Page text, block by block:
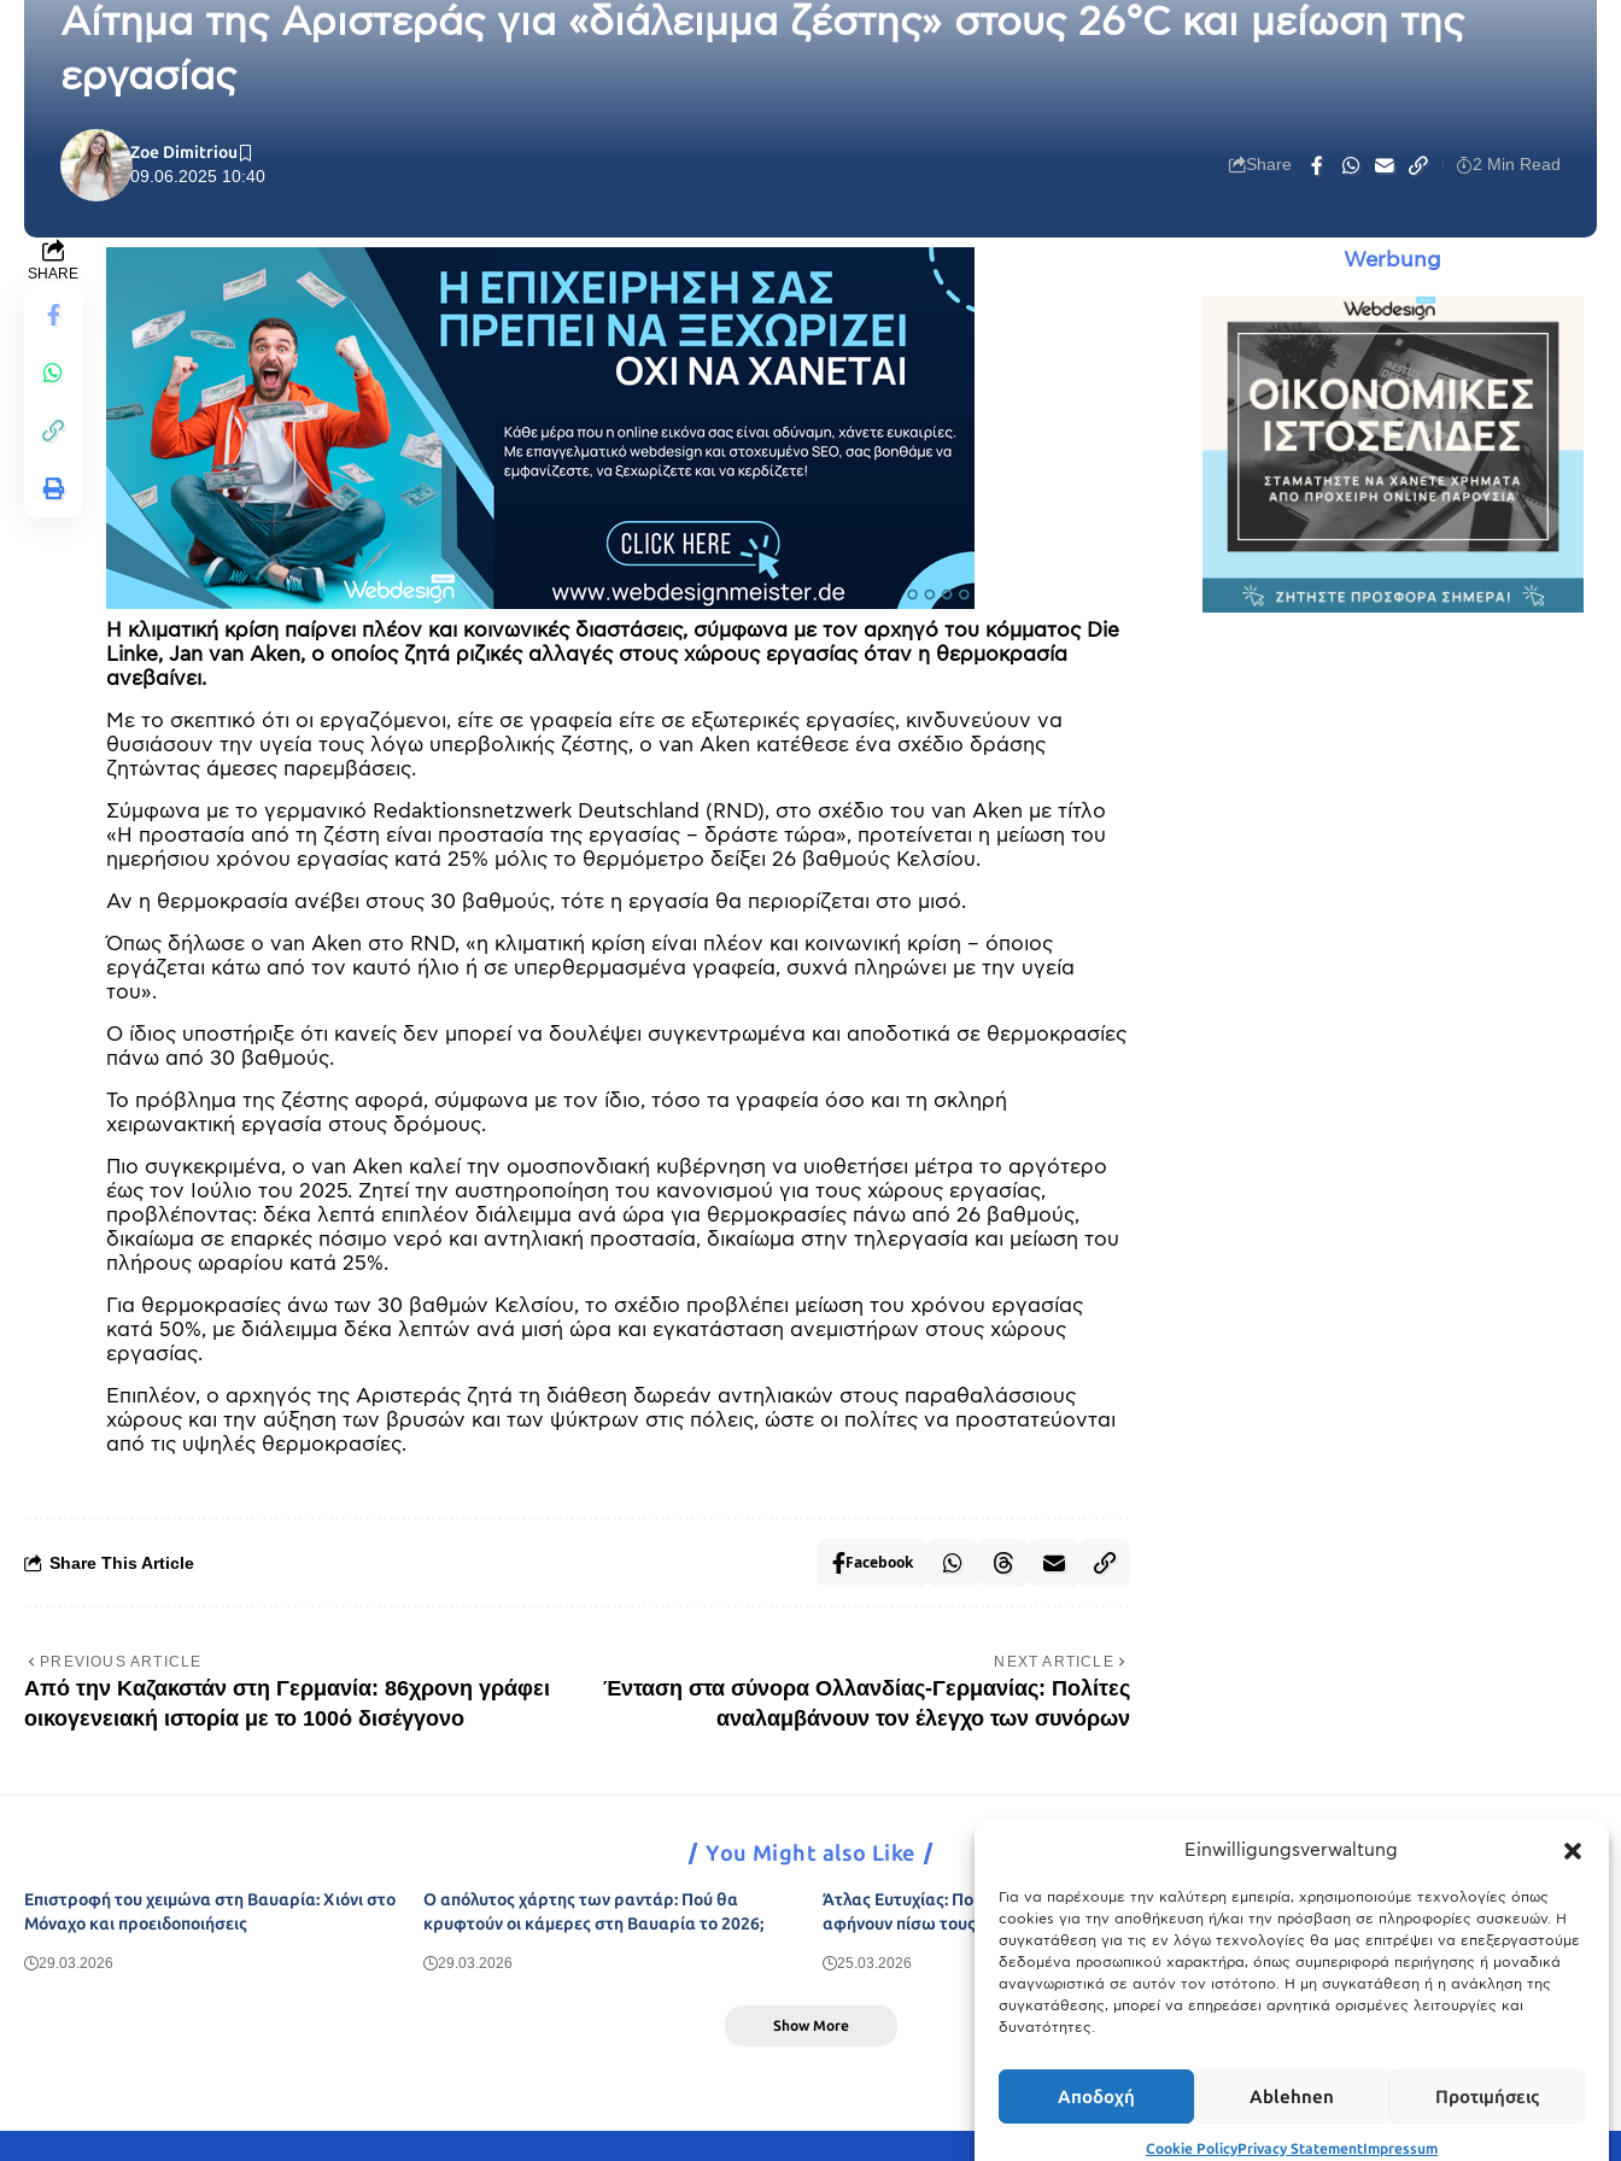
Einwilligungsverwaltung
Για να παρέχουμε την καλύτερη εμπειρία, χρησιμοποιούμε τεχνολογίες όπως
cookies για την αποθήκευση ή/και την πρόσβαση σε πληροφορίες συσκευών. Η
συγκατάθεση για τις εν λόγω τεχνολογίες θα μας επιτρέψει να επεξεργαστούμε
δεδομένα προσωπικού χαρακτήρα, όπως συμπεριφορά περιήγησης ή μοναδικά
αναγνωριστικά σε αυτόν τον ιστότοπο. Η μη συγκατάθεση ή η ανάκληση της
συγκατάθεσης, μπορεί να επηρεάσει αρνητικά ορισμένες λειτουργίες και
δυνατότητες.
Αποδοχή Ablehnen Προτιμήσεις
Cookie PolicyPrivacy StatementImpressum
Αίτημα της Αριστεράς για «διάλειμμα ζέστης» στους 26°C και μείωση της
εργασίας
09.06.2025 10:40
Zoe Dimitriou
Share 2 Min Read
SHARE
Η κλιματική κρίση παίρνει πλέον και κοινωνικές διαστάσεις, σύμφωνα με τον αρχηγό του κόμματος Die
Linke, Jan van Aken, ο οποίος ζητά ριζικές αλλαγές στους χώρους εργασίας όταν η θερμοκρασία
ανεβαίνει.
Με το σκεπτικό ότι οι εργαζόμενοι, είτε σε γραφεία είτε σε εξωτερικές εργασίες, κινδυνεύουν να
θυσιάσουν την υγεία τους λόγω υπερβολικής ζέστης, ο van Aken κατέθεσε ένα σχέδιο δράσης
ζητώντας άμεσες παρεμβάσεις.
Σύμφωνα με το γερμανικό Redaktionsnetzwerk Deutschland (RND), στο σχέδιο του van Aken με τίτλο
«Η προστασία από τη ζέστη είναι προστασία της εργασίας – δράστε τώρα», προτείνεται η μείωση του
ημερήσιου χρόνου εργασίας κατά 25% μόλις το θερμόμετρο δείξει 26 βαθμούς Κελσίου.
Αν η θερμοκρασία ανέβει στους 30 βαθμούς, τότε η εργασία θα περιορίζεται στο μισό.
Όπως δήλωσε ο van Aken στο RND, «η κλιματική κρίση είναι πλέον και κοινωνική κρίση – όποιος
εργάζεται κάτω από τον καυτό ήλιο ή σε υπερθερμασμένα γραφεία, συχνά πληρώνει με την υγεία
του».
Ο ίδιος υποστήριξε ότι κανείς δεν μπορεί να δουλέψει συγκεντρωμένα και αποδοτικά σε θερμοκρασίες
πάνω από 30 βαθμούς.
Το πρόβλημα της ζέστης αφορά, σύμφωνα με τον ίδιο, τόσο τα γραφεία όσο και τη σκληρή
χειρωνακτική εργασία στους δρόμους.
Πιο συγκεκριμένα, ο van Aken καλεί την ομοσπονδιακή κυβέρνηση να υιοθετήσει μέτρα το αργότερο
έως τον Ιούλιο του 2025. Ζητεί την αυστηροποίηση του κανονισμού για τους χώρους εργασίας,
προβλέποντας: δέκα λεπτά επιπλέον διάλειμμα ανά ώρα για θερμοκρασίες πάνω από 26 βαθμούς,
δικαίωμα σε επαρκές πόσιμο νερό και αντηλιακή προστασία, δικαίωμα στην τηλεργασία και μείωση του
πλήρους ωραρίου κατά 25%.
Για θερμοκρασίες άνω των 30 βαθμών Κελσίου, το σχέδιο προβλέπει μείωση του χρόνου εργασίας
κατά 50%, με διάλειμμα δέκα λεπτών ανά μισή ώρα και εγκατάσταση ανεμιστήρων στους χώρους
εργασίας.
Επιπλέον, ο αρχηγός της Αριστεράς ζητά τη διάθεση δωρεάν αντηλιακών στους παραθαλάσσιους
χώρους και την αύξηση των βρυσών και των ψύκτρων στις πόλεις, ώστε οι πολίτες να προστατεύονται
από τις υψηλές θερμοκρασίες.
Share This Article Facebook
PREVIOUS ARTICLE
Από την Καζακστάν στη Γερμανία: 86χρονη γράφει
οικογενειακή ιστορία με το 100ό δισέγγονο
NEXT ARTICLE
Ένταση στα σύνορα Ολλανδίας-Γερμανίας: Πολίτες
αναλαμβάνουν τον έλεγχο των συνόρων
Werbung
You Might also Like
Επιστροφή του χειμώνα στη Βαυαρία: Χιόνι στο
Μόναχο και προειδοποιήσεις
29.03.2026
Ο απόλυτος χάρτης των ραντάρ: Πού θα
κρυφτούν οι κάμερες στη Βαυαρία το 2026;
29.03.2026
Άτλας Ευτυχίας: Ποιες πόλεις της Βαυαρίας
αφήνουν πίσω τους το Μόναχο;
25.03.2026
Θύελλα χτυπά το Μόναχο: Κίνδυνος από τους
ισχυρούς ανέμους και τις καταιγίδες
25.03.2026
Show More